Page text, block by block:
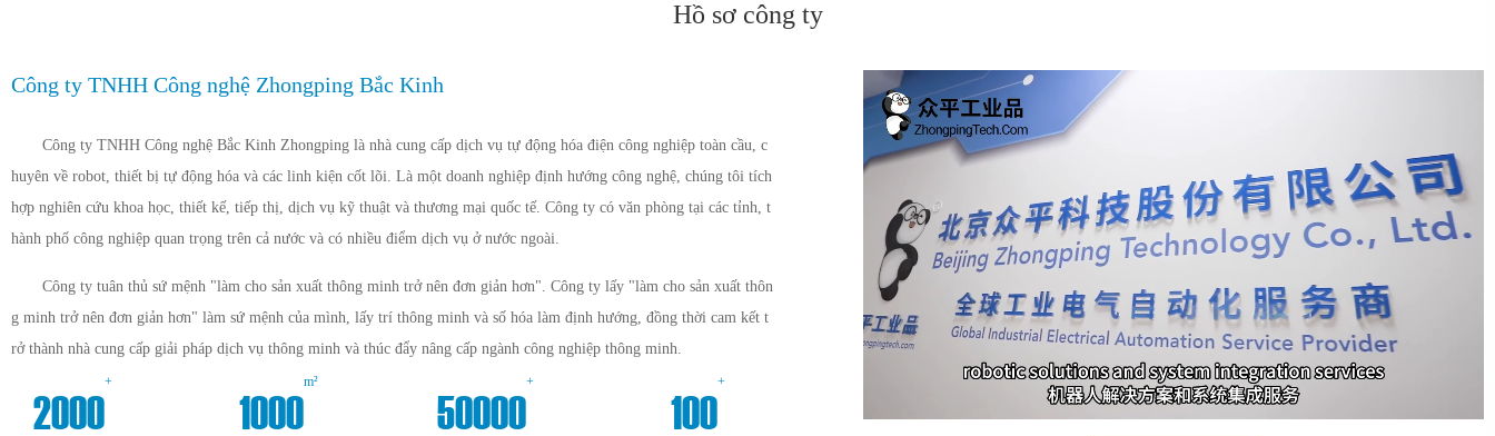
Hồ sơ công ty
Công ty TNHH Công nghệ Zhongping Bắc Kinh
Công ty TNHH Công nghệ Bắc Kinh Zhongping là nhà cung cấp dịch vụ tự động hóa điện công nghiệp toàn cầu, c
huyên về robot, thiết bị tự động hóa và các linh kiện cốt lõi. Là một doanh nghiệp định hướng công nghệ, chúng tôi tích
hợp nghiên cứu khoa học, thiết kế, tiếp thị, dịch vụ kỹ thuật và thương mại quốc tế. Công ty có văn phòng tại các tỉnh, t
hành phố công nghiệp quan trọng trên cả nước và có nhiều điểm dịch vụ ở nước ngoài.
Công ty tuân thủ sứ mệnh "làm cho sản xuất thông minh trở nên đơn giản hơn". Công ty lấy "làm cho sản xuất thôn
g minh trở nên đơn giản hơn" làm sứ mệnh của mình, lấy trí thông minh và số hóa làm định hướng, đồng thời cam kết t
rở thành nhà cung cấp giải pháp dịch vụ thông minh và thúc đẩy nâng cấp ngành công nghiệp thông minh.
2000
+
1000
m²
50000
+
100
+